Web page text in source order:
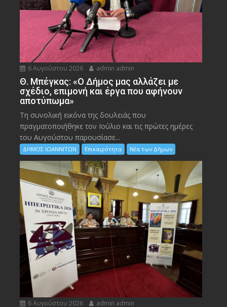
6 Αυγούστου 2026 admin admin
Θ. Μπέγκας: «Ο Δήμος μας αλλάζει με
σχέδιο, επιμονή και έργα που αφήνουν
αποτύπωμα»
Τη συνολική εικόνα της δουλειάς που
πραγματοποιήθηκε τον Ιούλιο και τις πρώτες ημέρες
του Αυγούστου παρουσίασε...
ΔΗΜΟΣ ΙΩΑΝΝΙΤΩΝ Επικαιρότητα Νέα των Δήμων
6 Αυγούστου 2026 admin admin